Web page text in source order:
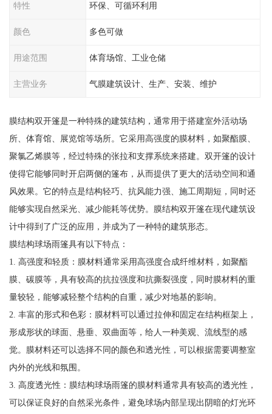
特性 环保、可循环利用
颜色 多色可做
用途范围 体育场馆、工业仓储
主营业务 气膜建筑设计、生产、安装、维护
膜结构双开篷是一种特殊的建筑结构，通常用于搭建室外活动场
所、体育馆、展览馆等场所。它采用高强度的膜材料，如聚酯膜、
聚氯乙烯膜等，经过特殊的张拉和支撑系统来搭建。双开篷的设计
使得它能够同时开启两侧的篷布，从而提供了更大的活动空间和通
风效果。它的特点是结构轻巧、抗风能力强、施工周期短，同时还
能够实现自然采光、减少能耗等优势。膜结构双开篷在现代建筑设
计中得到了广泛的应用，并成为了一种特的建筑形态。
膜结构球场雨篷具有以下特点：
1. 高强度和轻质：膜材料通常采用高强度合成纤维材料，如聚酯
膜、碳膜等，具有较高的抗拉强度和抗撕裂强度，同时膜材料的重
量较轻，能够减轻整个结构的自重，减少对地基的影响。
2. 丰富的形式和色彩：膜材料可以通过拉伸和固定在结构框架上，
形成形状的球面、悬垂、双曲面等，给人一种美观、流线型的感
觉。膜材料还可以选择不同的颜色和透光性，可以根据需要调整室
内外的光线和氛围。
3. 高度透光性：膜结构球场雨篷的膜材料通常具有较高的透光性，
可以保证良好的自然采光条件，避免球场内部呈现出阴暗的灯光环